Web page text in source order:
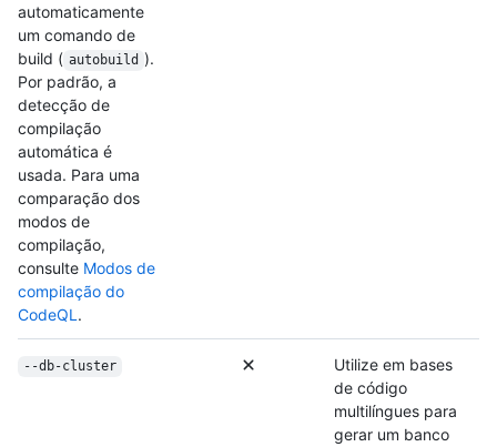
automaticamente
um comando de
build ( autobuild ).
Por padrão, a
detecção de
compilação
automática é
usada. Para uma
comparação dos
modos de
compilação,
consulte Modos de
compilação do
CodeQL .
--db-cluster
Utilize em bases
de código
multilíngues para
gerar um banco